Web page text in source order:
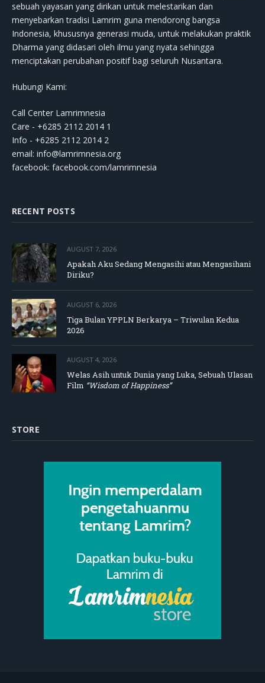
sebuah yayasan yang dirikan untuk melestarikan dan
menyebarkan tradisi Lamrim guna mendorong bangsa
Indonesia, khususnya generasi muda, untuk melakukan praktik
Dharma yang didasari oleh ilmu yang nyata sehingga
menciptakan perubahan positif bagi seluruh Nusantara.
Hubungi Kami:
Call Center Lamrimnesia
Care - +6285 2112 2014 1
Info - +6285 2112 2014 2
email: info@lamrimnesia.org
facebook: facebook.com/lamrimnesia
RECENT POSTS
AUGUST 7, 2026
Apakah Aku Sedang Mengasihi atau Mengasihani
Diriku?
AUGUST 6, 2026
Tiga Bulan YPPLN Berkarya – Triwulan Kedua
2026
AUGUST 4, 2026
Welas Asih untuk Dunia yang Luka, Sebuah Ulasan
Film “Wisdom of Happiness”
STORE